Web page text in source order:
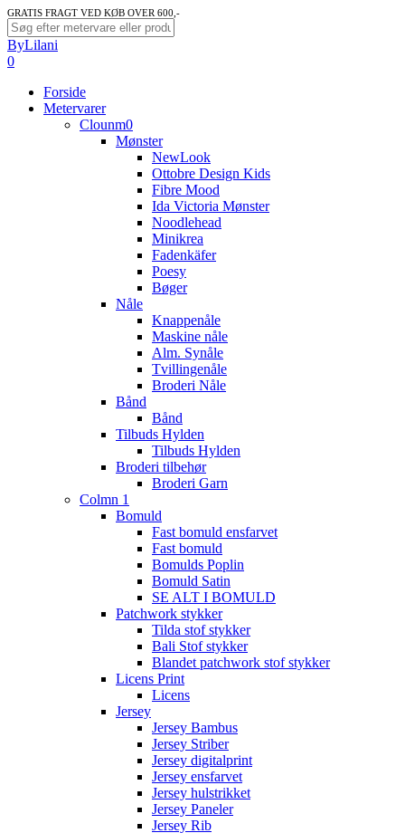
Skip
to
main
content
GRATIS FRAGT VED KØB OVER 600,-
Close
Search
ByLilani
search
account
0
Forside
Metervarer
Clounm0
Mønster
NewLook
Ottobre Design Kids
Fibre Mood
Ida Victoria Mønster
Noodlehead
Minikrea
Fadenkäfer
Poesy
Bøger
Nåle
Knappenåle
Maskine nåle
Alm. Synåle
Tvillingenåle
Broderi Nåle
Bånd
Bånd
Tilbuds Hylden
Tilbuds Hylden
Broderi tilbehør
Broderi Garn
Colmn 1
Bomuld
Fast bomuld ensfarvet
Fast bomuld
Bomulds Poplin
Bomuld Satin
SE ALT I BOMULD
Patchwork stykker
Tilda stof stykker
Bali Stof stykker
Blandet patchwork stof stykker
Licens Print
Licens
Jersey
Jersey Bambus
Jersey Striber
Jersey digitalprint
Jersey ensfarvet
Jersey hulstrikket
Jersey Paneler
Jersey Rib